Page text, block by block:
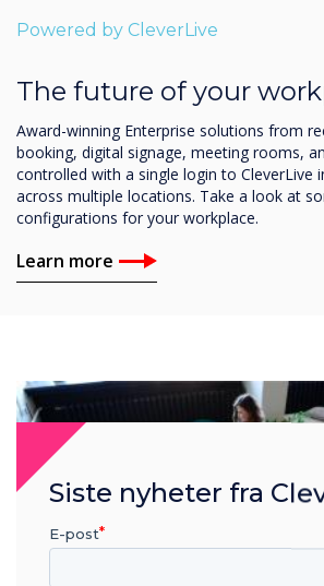
Powered by CleverLive
The future of your
Award-winning Enterprise solutions from
booking, digital signage, meeting rooms,
controlled with a single login to CleverLive
across multiple locations. Take a look at
configurations for your workplace.
Learn more
Siste nyheter fra
E-post